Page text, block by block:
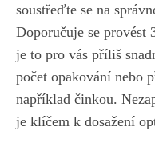
soustřeďte se na
Doporučuje⁤ se provést
je to pro vás příliš
počet opakování‍ nebo
například činkou.
je klíčem k dosažení